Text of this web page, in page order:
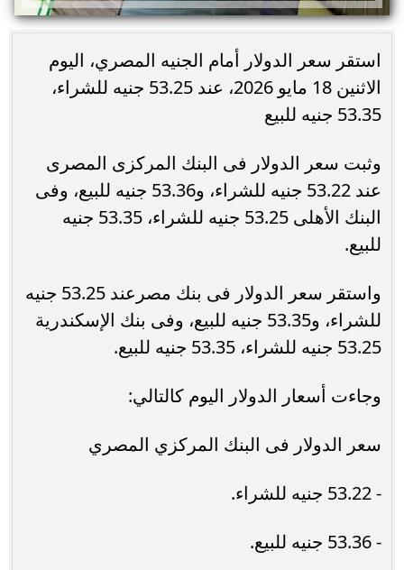
استقر سعر الدولار أمام الجنيه المصري، اليوم
الاثنين 18 مايو 2026، عند 53.25 جنيه للشراء،
53.35 جنيه للبيع
وثبت سعر الدولار فى البنك المركزى المصرى
عند 53.22 جنيه للشراء، و53.36 جنيه للبيع، وفى
البنك الأهلى 53.25 جنيه للشراء، 53.35 جنيه
للبيع.
واستقر سعر الدولار فى بنك مصرعند 53.25 جنيه
للشراء، و53.35 جنيه للبيع، وفى بنك الإسكندرية
53.25 جنيه للشراء، 53.35 جنيه للبيع.
وجاءت أسعار الدولار اليوم كالتالي:
سعر الدولار فى البنك المركزي المصري
- 53.22 جنيه للشراء.
- 53.36 جنيه للبيع.